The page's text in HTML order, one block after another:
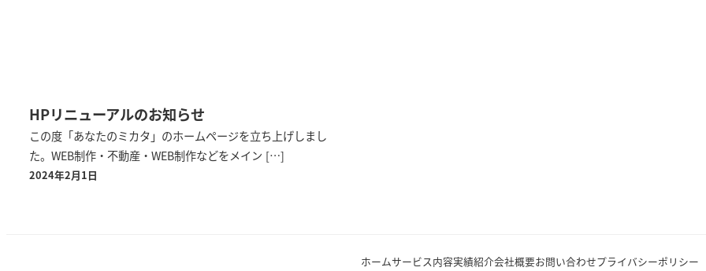
HPリニューアルのお知らせ
この度「あなたのミカタ」のホームページを立ち上げしまし
た。WEB制作・不動産・WEB制作などをメイン […]
2024年2月1日
ホームサービス内容実績紹介会社概要お問い合わせプライバシーポリシー